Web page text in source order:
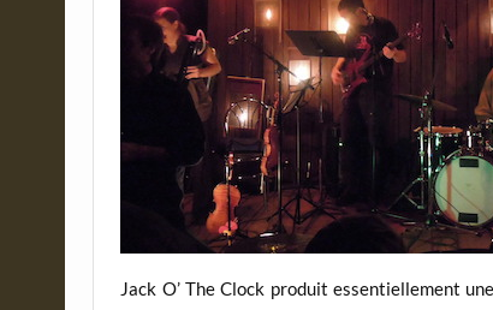
Jack O’ The Clock produit essentiellement